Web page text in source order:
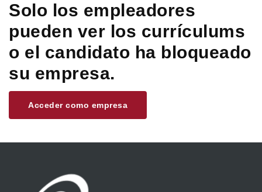
Solo los empleadores
pueden ver los currículums
o el candidato ha bloqueado
su empresa.
Acceder como empresa